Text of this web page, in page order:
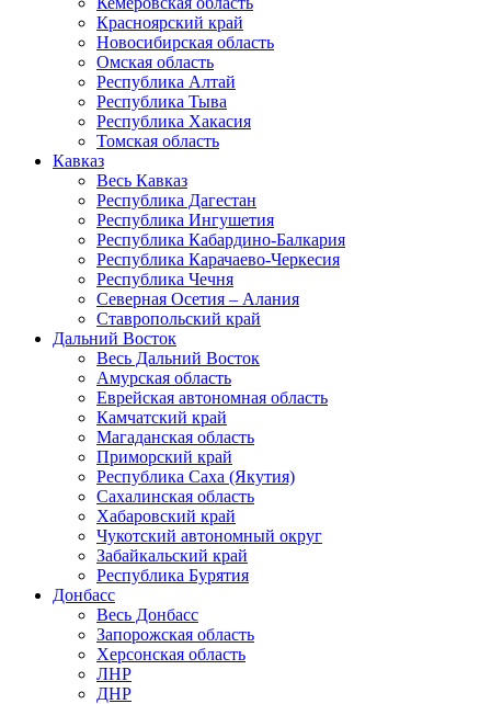
Красноярский край
Новосибирская область
Омская область
Республика Алтай
Республика Тыва
Республика Хакасия
Томская область
Кавказ
Весь Кавказ
Республика Дагестан
Республика Ингушетия
Республика Кабардино-Балкария
Республика Карачаево-Черкесия
Республика Чечня
Северная Осетия – Алания
Ставропольский край
Дальний Восток
Весь Дальний Восток
Амурская область
Еврейская автономная область
Камчатский край
Магаданская область
Приморский край
Республика Саха (Якутия)
Сахалинская область
Хабаровский край
Чукотский автономный округ
Забайкальский край
Республика Бурятия
Донбасс
Весь Донбасс
Запорожская область
Херсонская область
ЛНР
ДНР